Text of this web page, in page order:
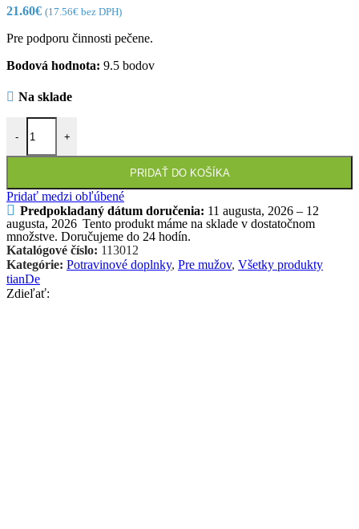
21.60€ (17.56€ bez DPH)
Pre podporu činnosti pečene.
Bodová hodnota: 9.5 bodov
Na sklade
-
množstvo tianDe Funkčný komplex "Ostropestrec s ribovlavínom"
+
PRIDAŤ DO KOŠÍKA
Pridať medzi obľúbené
Predpokladaný dátum doručenia: 11 augusta, 2026 – 12
augusta, 2026 Tento produkt máme na sklade v dostatočnom
množstve. Doručujeme do 24 hodín.
Katalógové číslo: 113012
Kategórie: Potravinové doplnky, Pre mužov, Všetky produkty
tianDe
Zdieľať: